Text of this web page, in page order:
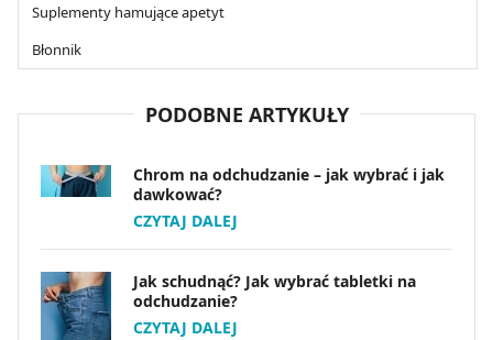
Suplementy hamujące apetyt
Błonnik
PODOBNE ARTYKUŁY
Chrom na odchudzanie – jak wybrać i jak
dawkować?
CZYTAJ DALEJ
Jak schudnąć? Jak wybrać tabletki na
odchudzanie?
CZYTAJ DALEJ